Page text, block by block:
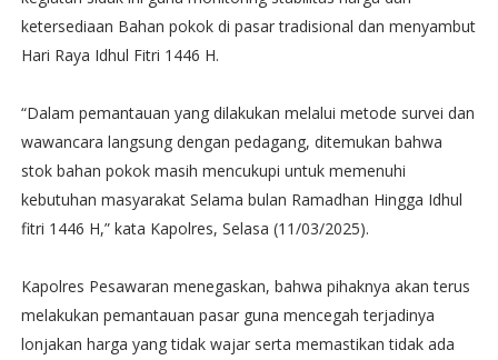
ketersediaan Bahan pokok di pasar tradisional dan menyambut
Hari Raya Idhul Fitri 1446 H.
“Dalam pemantauan yang dilakukan melalui metode survei dan
wawancara langsung dengan pedagang, ditemukan bahwa
stok bahan pokok masih mencukupi untuk memenuhi
kebutuhan masyarakat Selama bulan Ramadhan Hingga Idhul
fitri 1446 H,” kata Kapolres, Selasa (11/03/2025).
Kapolres Pesawaran menegaskan, bahwa pihaknya akan terus
melakukan pemantauan pasar guna mencegah terjadinya
lonjakan harga yang tidak wajar serta memastikan tidak ada